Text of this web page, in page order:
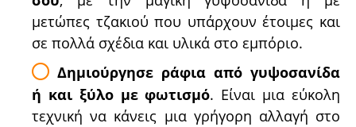
μετώπες τζακιού που υπάρχουν έτοιμες και
σε πολλά σχέδια και υλικά στο εμπόριο.
Δημιούργησε ράφια από γυψοσανίδα
ή και ξύλο με φωτισμό. Είναι μια εύκολη
τεχνική να κάνεις μια γρήγορη αλλαγή στο